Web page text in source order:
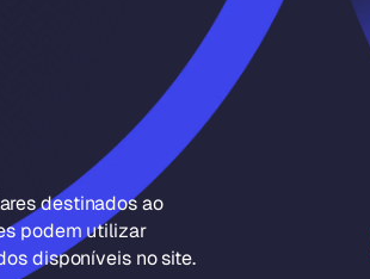
destinados ao
podem utilizar
disponíveis no site.